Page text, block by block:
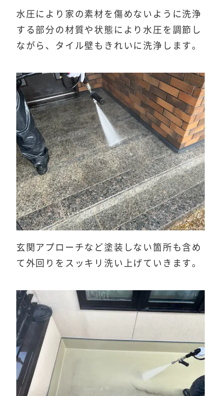
水圧により家の素材を傷めないように洗浄
する部分の材質や状態により水圧を調節し
ながら、タイル壁もきれいに洗浄します。
玄関アプローチなど塗装しない箇所も含め
て外回りをスッキリ洗い上げていきます。